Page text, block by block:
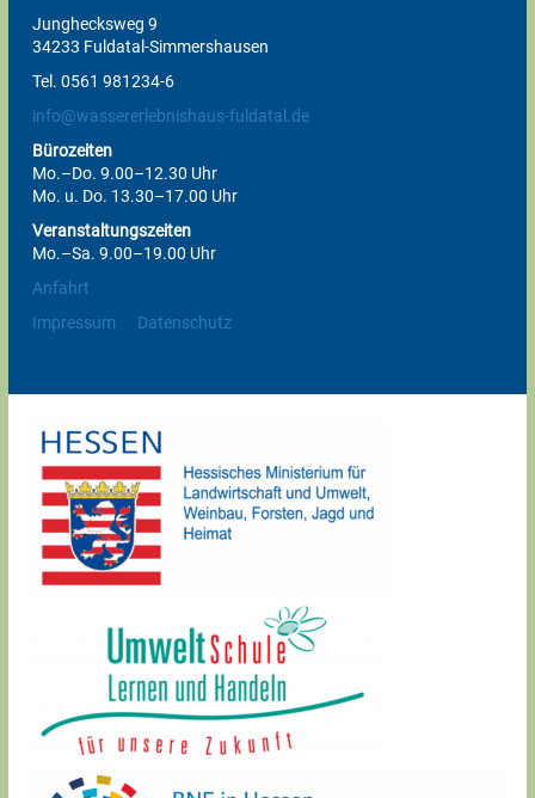
Junghecksweg 9
34233 Fuldatal-Simmershausen
Tel. 0561 981234-6
info@wassererlebnishaus-fuldatal.de
Bürozeiten
Mo.–Do. 9.00–12.30 Uhr
Mo. u. Do. 13.30–17.00 Uhr
Veranstaltungszeiten
Mo.–Sa. 9.00–19.00 Uhr
Anfahrt
Impressum
Datenschutz